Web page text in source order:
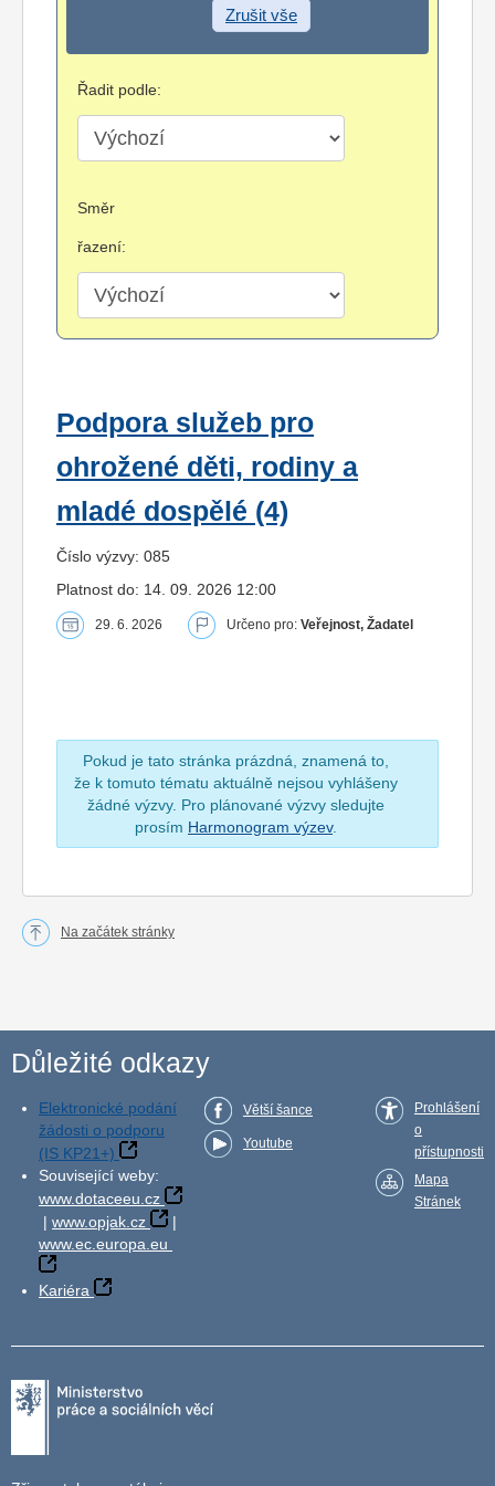
Zrušit vše
Řadit podle:
Směr
řazení:
Podpora služeb pro
ohrožené děti, rodiny a
mladé dospělé (4)
Číslo výzvy: 085
Platnost do: 14. 09. 2026 12:00
29. 6. 2026 Určeno pro: Veřejnost, Žadatel
Pokud je tato stránka prázdná, znamená to,
že k tomuto tématu aktuálně nejsou vyhlášeny
žádné výzvy. Pro plánované výzvy sledujte
prosím Harmonogram výzev.
Na začátek stránky
Důležité odkazy
Elektronické podání
žádosti o podporu
(IS KP21+)
Související weby:
www.dotaceeu.cz
| www.opjak.cz
|
www.ec.europa.eu
Kariéra
Větší šance
Youtube
Prohlášení
o
přístupnosti
Mapa
Stránek